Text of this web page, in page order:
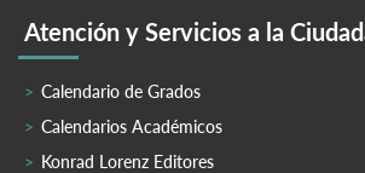
Atención y Servicios a la
Calendario de Grados
Calendarios Académicos
Konrad Lorenz Editores